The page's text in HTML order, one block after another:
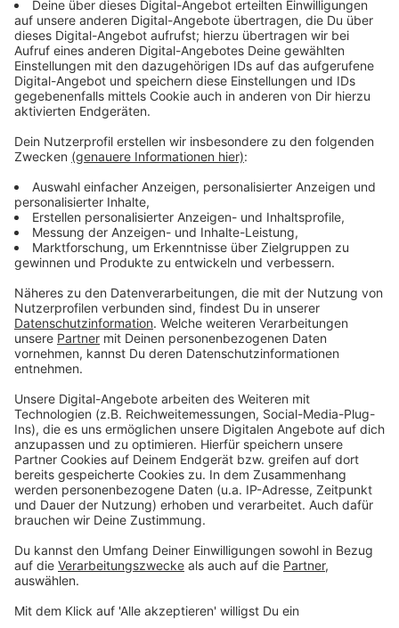
Die Einhaltung des Alkoholverbots wird kontrolliert. Bei
Verstößen gegen die neue Hausordnung drohen
zunächst Platzverweise durch das
Sicherheitspersonal. Im Wiederholungsfall kann die
Deutsche Bahn zudem Hausverbote aussprechen.
Anzeige
Alkoholverbot am Hauptbahnhof: Was gilt
jetzt?
Anzeige
Damit Ihr genau wisst, was sich durch die neue
Regelung der Deutschen Bahn ändert, haben wir die
wichtigsten Punkte hier für Euch zusammengefasst:
Was ist ab sofort verboten?
Der Konsum von Alkohol im gesamten
Bahnhofsbereich ist untersagt.
Es ist nicht erlaubt, alkoholische Getränke
mitzuführen, wenn diese bereits im Bahnhof
getrunken werden sollen.
Wo genau gilt das Verbot?Die neue Hausordnung
der Bahn umfasst alle öffentlich zugänglichen
Innenbereiche des Bahnhofs, darunter: